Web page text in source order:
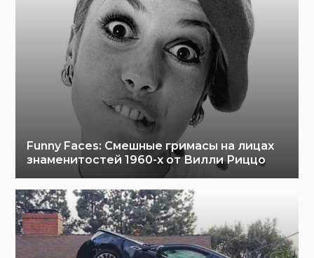
Funny Faces: Cмешные гримасы на лицах
знаменитостей 1960-х от Вилли Риццо